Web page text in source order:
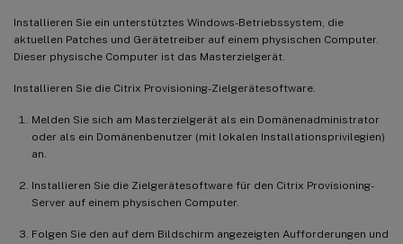
Installieren Sie ein unterstütztes Windows-Betriebssystem, die
aktuellen Patches und Gerätetreiber auf einem physischen Computer.
Dieser physische Computer ist das Masterzielgerät.
Installieren Sie die Citrix Provisioning-Zielgerätesoftware.
Melden Sie sich am Masterzielgerät als ein Domänenadministrator
oder als ein Domänenbenutzer (mit lokalen Installationsprivilegien)
an.
Installieren Sie die Zielgerätesoftware für den Citrix Provisioning-
Server auf einem physischen Computer.
Folgen Sie den auf dem Bildschirm angezeigten Aufforderungen und